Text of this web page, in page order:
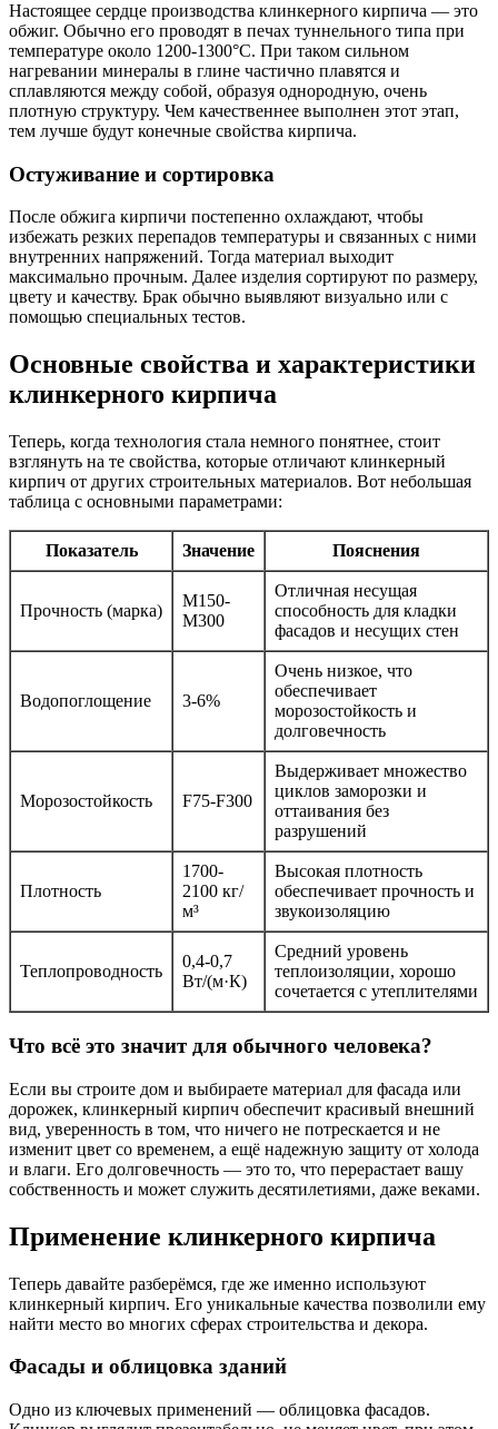
Настоящее сердце производства клинкерного кирпича — это
обжиг. Обычно его проводят в печах туннельного типа при
температуре около 1200-1300°C. При таком сильном
нагревании минералы в глине частично плавятся и
сплавляются между собой, образуя однородную, очень
плотную структуру. Чем качественнее выполнен этот этап,
тем лучше будут конечные свойства кирпича.
Остуживание и сортировка
После обжига кирпичи постепенно охлаждают, чтобы
избежать резких перепадов температуры и связанных с ними
внутренних напряжений. Тогда материал выходит
максимально прочным. Далее изделия сортируют по размеру,
цвету и качеству. Брак обычно выявляют визуально или с
помощью специальных тестов.
Основные свойства и характеристики
клинкерного кирпича
Теперь, когда технология стала немного понятнее, стоит
взглянуть на те свойства, которые отличают клинкерный
кирпич от других строительных материалов. Вот небольшая
таблица с основными параметрами:
Показатель Значение Пояснения
Прочность (марка)
М150-
М300
Отличная несущая
способность для кладки
фасадов и несущих стен
Водопоглощение 3-6%
Очень низкое, что
обеспечивает
морозостойкость и
долговечность
Морозостойкость F75-F300
Выдерживает множество
циклов заморозки и
оттаивания без
разрушений
Плотность
1700-
2100 кг/
м³
Высокая плотность
обеспечивает прочность и
звукоизоляцию
Теплопроводность
0,4-0,7
Вт/(м·К)
Средний уровень
теплоизоляции, хорошо
сочетается с утеплителями
Что всё это значит для обычного человека?
Если вы строите дом и выбираете материал для фасада или
дорожек, клинкерный кирпич обеспечит красивый внешний
вид, уверенность в том, что ничего не потрескается и не
изменит цвет со временем, а ещё надежную защиту от холода
и влаги. Его долговечность — это то, что перерастает вашу
собственность и может служить десятилетиями, даже веками.
Применение клинкерного кирпича
Теперь давайте разберёмся, где же именно используют
клинкерный кирпич. Его уникальные качества позволили ему
найти место во многих сферах строительства и декора.
Фасады и облицовка зданий
Одно из ключевых применений — облицовка фасадов.